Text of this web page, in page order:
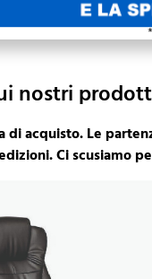
nostri
acquisto. Le
Ci scusiamo